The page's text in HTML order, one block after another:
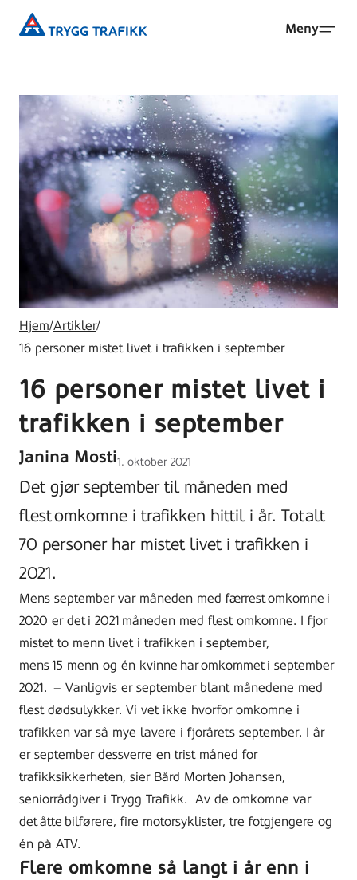
Trygg
Meny
Hjem/Artikler/
16 personer mistet livet i trafikken i september
16 personer mistet livet i
trafikken i september
Janina MostiLagt
på
1. oktober 2021
Det gjør september til måneden med
flest omkomne i trafikken hittil i år. Totalt
70 personer har mistet livet i trafikken i
2021.
Mens september var måneden med færrest omkomne i
2020 er det i 2021 måneden med flest omkomne. I fjor
mistet to menn livet i trafikken i september,
mens15 menn og én kvinne har omkommet i september
2021. – Vanligvis er september blant månedene med
flest dødsulykker. Vi vet ikke hvorfor omkomne i
trafikken var så mye lavere i fjorårets september. I år
er september dessverre en trist måned for
trafikksikkerheten, sier Bård Morten Johansen,
seniorrådgiver i Trygg Trafikk. Av de omkomne var
det åtte bilførere, fire motorsyklister, tre fotgjengere og
én på ATV.
Flere omkomne så langt i år enn i